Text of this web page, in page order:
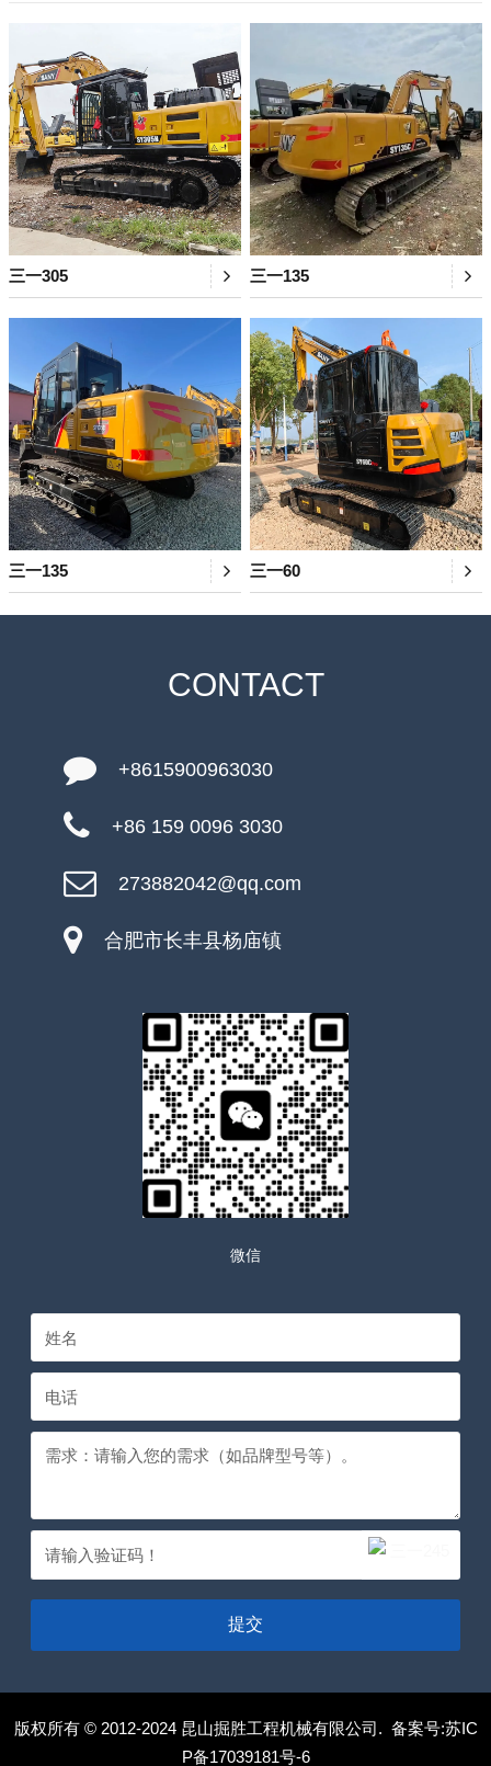
三一305 三一135
三一135 三一60
CONTACT
+8615900963030
+86 159 0096 3030
273882042@qq.com
合肥市长丰县杨庙镇
微信
提交
版权所有 © 2012-2024 昆山掘胜工程机械有限公司. 备案号:苏IC
P备17039181号-6